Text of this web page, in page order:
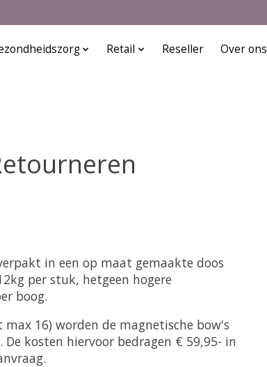
Retail Reseller Over ons
in een op maat gemaakte doos
per stuk, hetgeen hogere
boog.
16) worden de magnetische bow's
kosten hiervoor bedragen € 59,95- in